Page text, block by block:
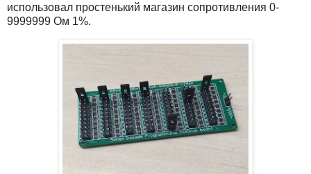
использовал простенький магазин сопротивления 0-
9999999 Ом 1%.